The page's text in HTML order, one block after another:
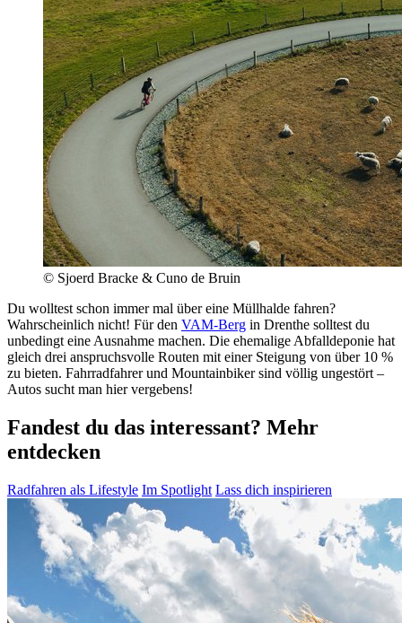
© Sjoerd Bracke & Cuno de Bruin
Du wolltest schon immer mal über eine Müllhalde fahren?
Wahrscheinlich nicht! Für den VAM-Berg in Drenthe solltest du
unbedingt eine Ausnahme machen. Die ehemalige Abfalldeponie hat
gleich drei anspruchsvolle Routen mit einer Steigung von über 10 %
zu bieten. Fahrradfahrer und Mountainbiker sind völlig ungestört –
Autos sucht man hier vergebens!
Fandest du das interessant? Mehr
entdecken
Radfahren als Lifestyle Im Spotlight Lass dich inspirieren